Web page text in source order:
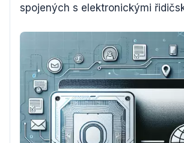
spojených s elektronickými